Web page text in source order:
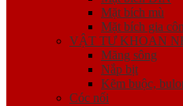
Mặt bích mù
Mặt bích gia
VẬT TƯ KHOAN
Măng sông
Nắp bịt
Kẽm buộc,
Cóc nối